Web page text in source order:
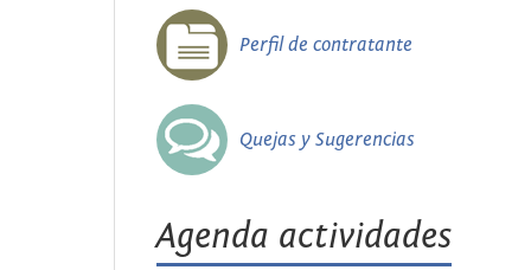
Perfil de contratante
Quejas y Sugerencias
Agenda actividades